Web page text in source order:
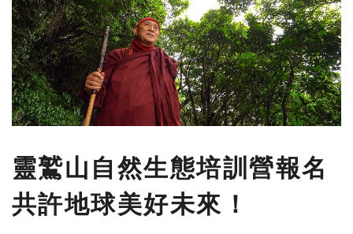
刊登
靈鷲山自然生態培訓營報名
共許地球美好未來！